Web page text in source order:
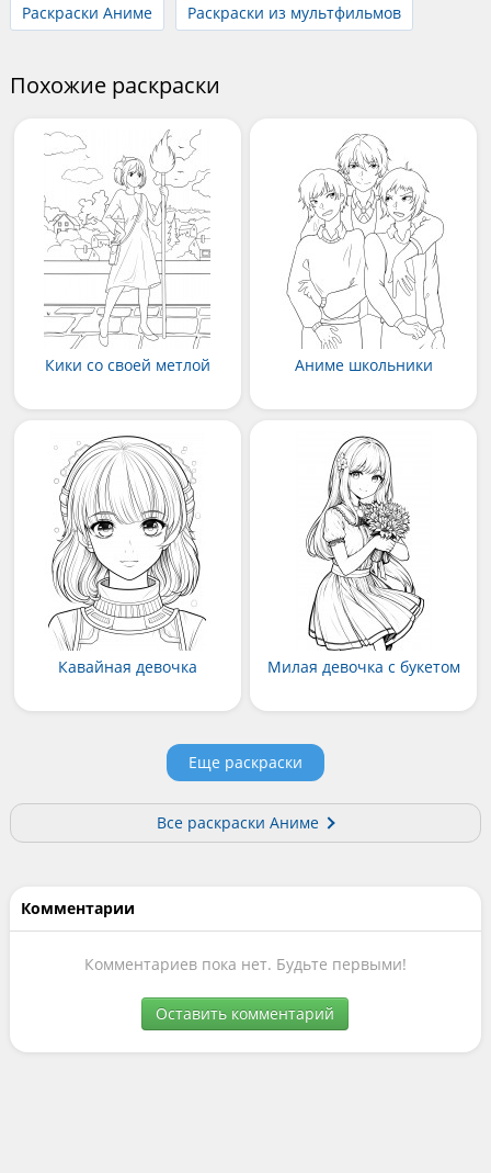
Раскраски Аниме
Раскраски из мультфильмов
Похожие раскраски
Кики со своей метлой Аниме школьники
Кавайная девочка Милая девочка с букетом
Еще раскраски
Все раскраски Аниме
Комментарии
Комментариев пока нет. Будьте первыми!
Оставить комментарий